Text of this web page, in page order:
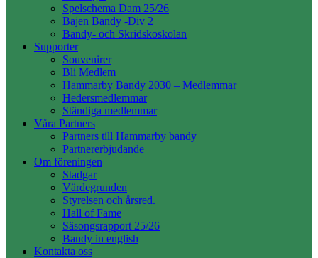
Spelschema Dam 25/26
Bajen Bandy -Div 2
Bandy- och Skridskoskolan
Supporter
Souvenirer
Bli Medlem
Hammarby Bandy 2030 – Medlemmar
Hedersmedlemmar
Ständiga medlemmar
Våra Partners
Partners till Hammarby bandy
Partnererbjudande
Om föreningen
Stadgar
Värdegrunden
Styrelsen och årsred.
Hall of Fame
Säsongsrapport 25/26
Bandy in english
Kontakta oss